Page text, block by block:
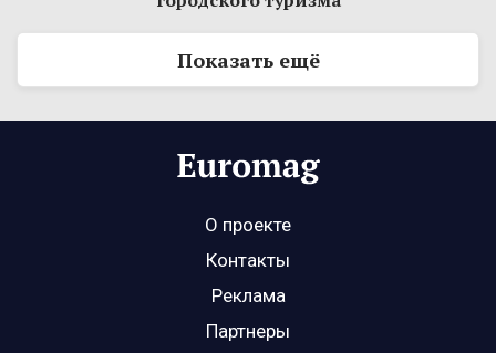
Показать ещё
О проекте
Контакты
Реклама
Партнеры